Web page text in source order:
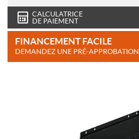
CALCULATRICE
DE PAIEMENT
FINANCEMENT FACILE
DEMANDEZ UNE PRÉ-APPROBATION